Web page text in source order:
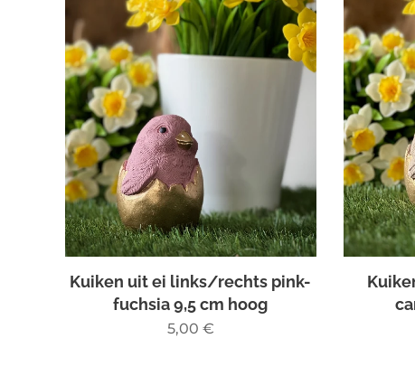
Kuiken uit ei links/rechts pink-
fuchsia 9,5 cm hoog
5,00 €